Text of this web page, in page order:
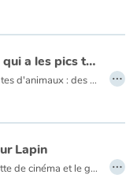
Pictoumou le hérisson qui a les pics tout mous
À l'école, on croise toutes sortes d'animaux : des sangliers, des chiens, des oiseaux, des renards, des lapins, et même des crapauds... Parmi eux, Pictoumou est bien embarrassé. C'est qu'il est le seul hérisson au monde à avoir les pics mous. C'est bientôt la fête de fin d'année et Pictoumou veut proposer à Maya de l'accompagner. Mais jamais elle n'acceptera d'y aller avec lui s'il ne trouve pas le moyen de faire tenir ses pics droit. Avec l'aide de son ami Paulin le lapin, Pictoumou tentera par tous les moyens d'avoir l'allure d'un vrai hérisson. …
Lapin
Monsieur Lapin est une vedette de cinéma et le gagnant de nombreux concours de beauté. Un matin en se regardant dans le miroir, il réalise que quelqu'un lui a volé ses oreilles. Privé de ces dernières, monsieur Lapin ressemble à... À quoi au juste ? Monsieur Lapin ne le sait pas. Il n'a jamais vu de lapin sans oreilles. Affolé, il court au poste de police pour raconter son histoire au commissaire Mastiff. Le policier constate que monsieur Lapin n'est pas le seul dans cette situation. Il y a également un coq à qui l'on a volé sa crête, un paon qui s'est retrouvé sans plumes du jour au lendemain et une chatte angora à qui l'on a dérobé sa superbe queue : ces trois animaux ont tous été récompensés dans des concours de beauté. Mais qui s'amuse à voler ces animaux ? Et pourquoi ? Voilà un mystère que monsieur Lapin (qui ne ressemble plus à un lapin) et le commissaire Mastiff ne tarderont pas à résoudre. …